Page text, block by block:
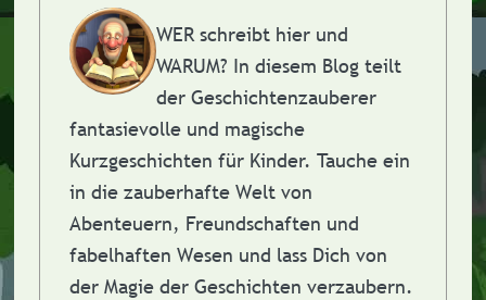
WER schreibt hier und
WARUM? In diesem Blog teilt
der Geschichtenzauberer
fantasievolle und magische
Kurzgeschichten für Kinder. Tauche ein
in die zauberhafte Welt von
Abenteuern, Freundschaften und
fabelhaften Wesen und lass Dich von
der Magie der Geschichten verzaubern.